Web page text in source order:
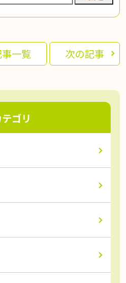
一覧 次の記事
ゴリ